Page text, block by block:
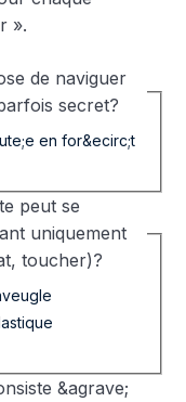
».
de naviguer
secret?
en for&ecirc;t
peut se
uniquement
toucher)?
&agrave;